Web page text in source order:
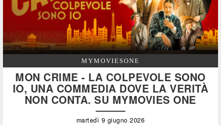
MYMOVIESONE
MON CRIME - LA COLPEVOLE SONO
IO, UNA COMMEDIA DOVE LA VERITÀ
NON CONTA. SU MYMOVIES ONE
martedì 9 giugno 2026